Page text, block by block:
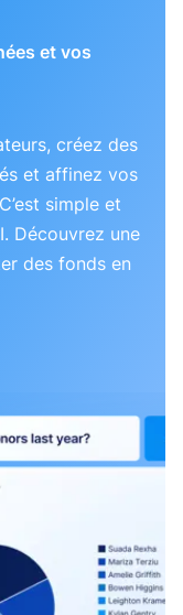
et vos
créez des
et affinez vos
simple et
Découvrez une
des fonds en